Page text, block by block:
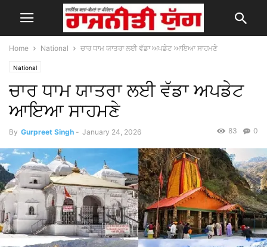
Home National ਚਾਰ ਧਾਮ ਯਾਤਰਾ ਲਈ ਵੱਡਾ ਅਪਡੇਟ ਆਇਆ ਸਾਹਮਣੇ
National
ਚਾਰ ਧਾਮ ਯਾਤਰਾ ਲਈ ਵੱਡਾ ਅਪਡੇਟ
ਆਇਆ ਸਾਹਮਣੇ
By Gurpreet Singh - January 24, 2026 0
83